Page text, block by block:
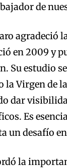
de
agradeció
en 2009 y
Su estudio
la Virgen de
dar
Es
un desafío
la